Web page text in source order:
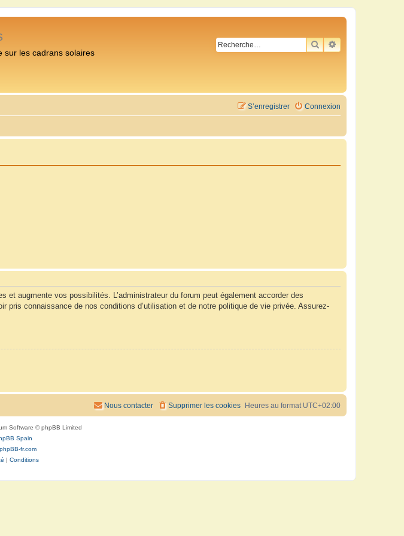
sur les cadrans solaires
RECHERCHER
RECHERCHE
Connexion
S’enregistrer
et augmente vos possibilités. L’administrateur du forum peut également accorder des
pris connaissance de nos conditions d’utilisation et de notre politique de vie privée. Assurez-
Heures au format UTC+02:00
Supprimer les cookies
Nous contacter
Software © phpBB Limited
Spain
phpBB-fr.com
Conditions